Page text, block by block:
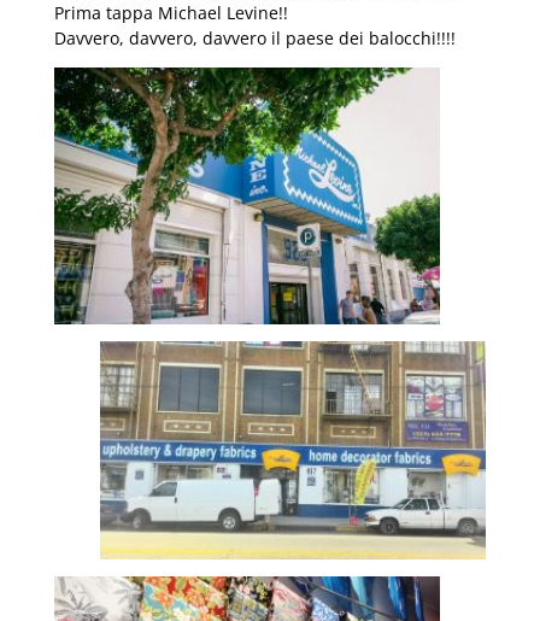
Prima tappa Michael Levine!!
Davvero, davvero, davvero il paese dei balocchi!!!!